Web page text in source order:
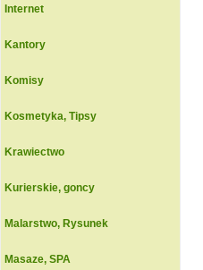
Internet
Kantory
Komisy
Kosmetyka, Tipsy
Krawiectwo
Kurierskie, goncy
Malarstwo, Rysunek
Masaze, SPA